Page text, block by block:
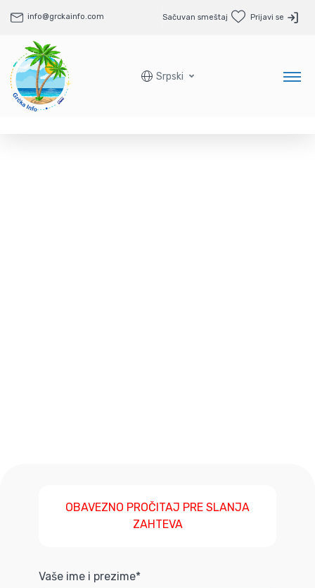
info@grckainfo.com Sačuvan smeštaj Prijavi se
Srpski
OBAVEZNO PROČITAJ PRE SLANJA
ZAHTEVA
Vaše ime i prezime*